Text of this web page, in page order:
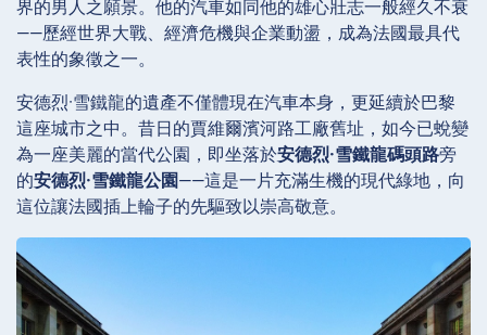
界的男人之願景。他的汽車如同他的雄心壯志一般經久不衰
——歷經世界大戰、經濟危機與企業動盪，成為法國最具代
表性的象徵之一。
安德烈·雪鐵龍的遺產不僅體現在汽車本身，更延續於巴黎
這座城市之中。昔日的賈維爾濱河路工廠舊址，如今已蛻變
為一座美麗的當代公園，即坐落於安德烈·雪鐵龍碼頭路旁
的安德烈·雪鐵龍公園——這是一片充滿生機的現代綠地，向
這位讓法國插上輪子的先驅致以崇高敬意。